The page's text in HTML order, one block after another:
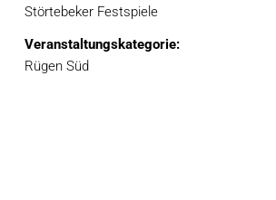
Störtebeker Festspiele
Veranstaltungskategorie:
Rügen Süd